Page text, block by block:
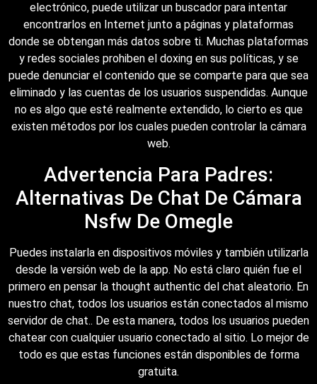
electrónico, puede utilizar un buscador para intentar
encontrarlos en Internet junto a páginas y plataformas
donde se obtengan más datos sobre ti. Muchas plataformas
y redes sociales prohiben el doxing en sus políticas, y se
puede denunciar el contenido que se comparte para que sea
eliminado y las cuentas de los usuarios suspendidas. Aunque
no es algo que esté realmente extendido, lo cierto es que
existen métodos por los cuales pueden controlar la cámara
web.
Advertencia Para Padres:
Alternativas De Chat De Cámara
Nsfw De Omegle
Puedes instalarla en dispositivos móviles y también utilizarla
desde la versión web de la app. No está claro quién fue el
primero en pensar la thought authentic del chat aleatorio. En
nuestro chat, todos los usuarios están conectados al mismo
servidor de chat.. De esta manera, todos los usuarios pueden
chatear con cualquier usuario conectado al sitio. Lo mejor de
todo es que estas funciones están disponibles de forma
gratuita.